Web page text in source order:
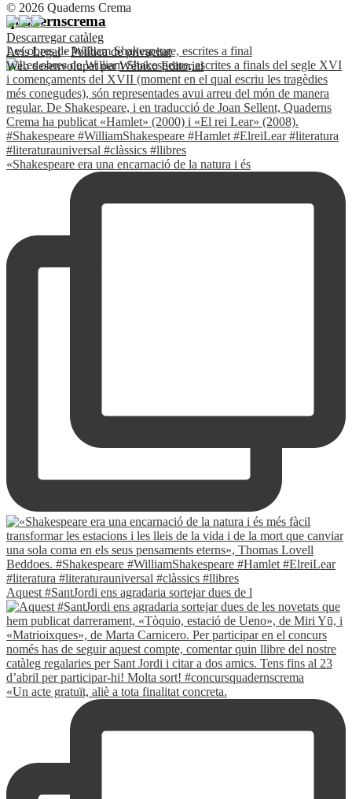
quadernscrema
Les obres de William Shakespeare, escrites a final
«Shakespeare era una encarnació de la natura i és
Aquest #SantJordi ens agradaria sortejar dues de l
«Un acte gratuït, aliè a tota finalitat concreta.
© 2026 Quaderns Crema
Descarregar catàleg
Avís Legal·Política de privacitat
Web desenvolupat perWébico Editorial